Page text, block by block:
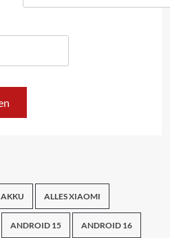
AKKU ALLES XIAOMI
ANDROID 15 ANDROID 16